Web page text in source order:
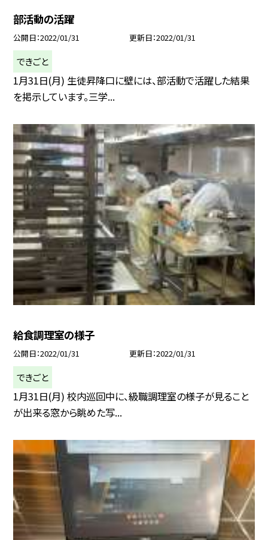
部活動の活躍
公開日 2022/01/31 更新日 2022/01/31
できごと
1月31日(月) 生徒昇降口に壁には、部活動で活躍した結果
を掲示しています。三学...
給食調理室の様子
公開日 2022/01/31 更新日 2022/01/31
できごと
1月31日(月) 校内巡回中に、級職調理室の様子が見ること
が出来る窓から眺めた写...